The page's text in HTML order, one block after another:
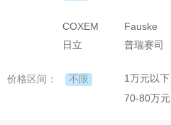
COXEM Fauske
日立
普瑞赛司
价格区间： 不限 1万元以下
70-80万元